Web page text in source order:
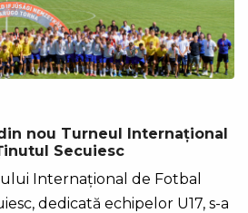
nou Turneul Internațional
Secuiesc
Internațional de Fotbal
dedicată echipelor U17, s-a